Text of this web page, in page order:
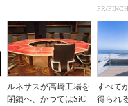
ルネサスが高崎工場を
閉鎖へ、かつてはSiC
すべて
得られ